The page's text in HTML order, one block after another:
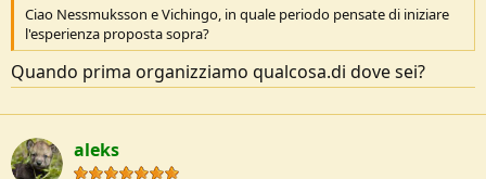
Ciao Nessmuksson e Vichingo, in quale periodo pensate di iniziare
l'esperienza proposta sopra?
Quando prima organizziamo qualcosa.di dove sei?
aleks